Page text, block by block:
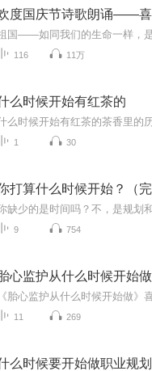
度国庆节诗歌朗诵——
116 11万
么时候开始有红茶的
1 30
打算什么时候开始？（完
9 754
胎心监护从什么时候开始做
11 269
么时候要开始做职业规划